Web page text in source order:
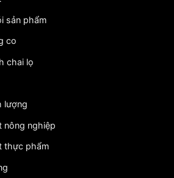
sản phẩm
co
chai lọ
lượng
nông nghiệp
thực phẩm